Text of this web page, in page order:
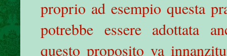
proprio ad esempio questa
potrebbe essere adottata
questo proposito va